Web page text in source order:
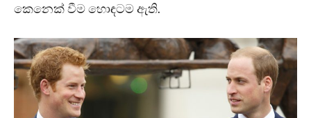
කෙනෙක් වීම හොඳටම ඇති.